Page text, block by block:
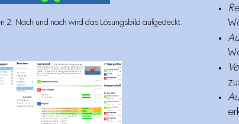
2: Nach und nach wird das Lösungsbild aufgedeckt.